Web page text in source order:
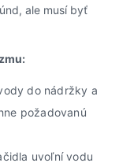
ale musí byť
do nádržky a
požadovanú
uvoľní vodu